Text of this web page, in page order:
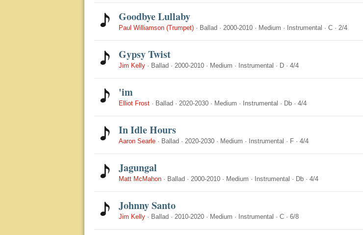
Goodbye Lullaby
Paul Williamson (Trumpet) · Ballad · 2000-2010 · Medium · Instrumental · C · 2/4
Gypsy Twist
Jim Kelly · Ballad · 2000-2010 · Medium · Instrumental · D · 4/4
'im
Elliot Frost · Ballad · 2020-2030 · Medium · Instrumental · Db · 4/4
In Idle Hours
Aaron Searle · Ballad · 2020-2030 · Medium · Instrumental · F · 4/4
Jagungal
Matt McMahon · Ballad · 2000-2010 · Medium · Instrumental · Db · 4/4
Johnny Santo
Jim Kelly · Ballad · 2010-2020 · Medium · Instrumental · C · 6/8